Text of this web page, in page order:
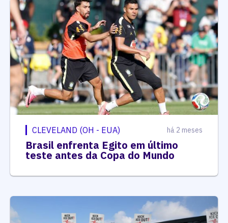
CLEVELAND (OH - EUA) há 2 meses
Brasil enfrenta Egito em último
teste antes da Copa do Mundo